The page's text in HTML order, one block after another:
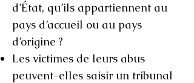
d’État, qu’ils appartiennent au
pays d’accueil ou au pays
d’origine ?
Les victimes de leurs abus
peuvent-elles saisir un tribunal